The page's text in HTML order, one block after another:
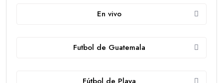
En vivo
Futbol de Guatemala